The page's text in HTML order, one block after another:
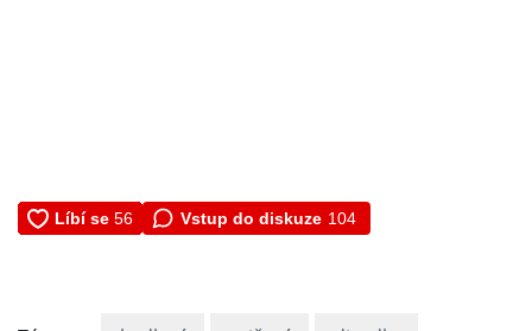
Vstup do diskuze 104